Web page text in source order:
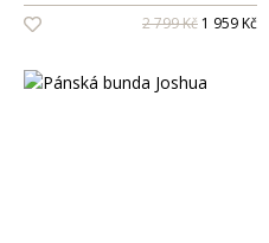
2 799 Kč 1 959 Kč